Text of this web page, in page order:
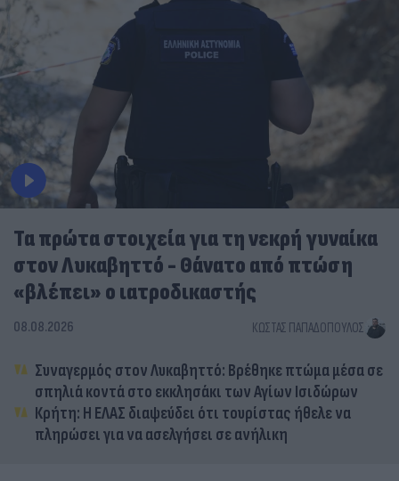
Τα πρώτα στοιχεία για τη νεκρή γυναίκα
στον Λυκαβηττό - Θάνατο από πτώση
«βλέπει» ο ιατροδικαστής
08.08.2026 ΚΏΣΤΑΣ ΠΑΠΑΔΌΠΟΥΛΟΣ
Συναγερμός στον Λυκαβηττό: Βρέθηκε πτώμα μέσα σε
σπηλιά κοντά στο εκκλησάκι των Αγίων Ισιδώρων
Κρήτη: Η ΕΛΑΣ διαψεύδει ότι τουρίστας ήθελε να
πληρώσει για να ασελγήσει σε ανήλικη